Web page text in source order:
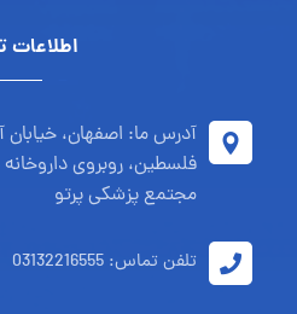
آدرس ما: اصفهان، خیابان
مجتمع پزشکی پرتو
تلفن تماس: 03132216555